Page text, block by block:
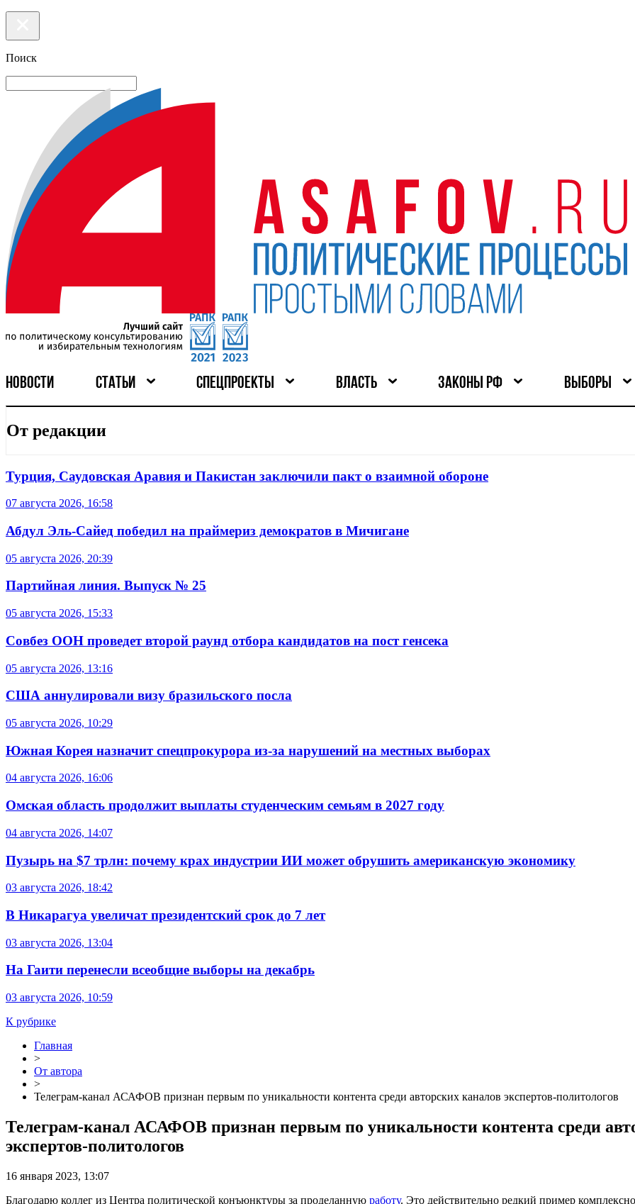
Поиск
НОВОСТИ СТАТЬИ СПЕЦПРОЕКТЫ ВЛАСТЬ ЗАКОНЫ РФ ВЫБОРЫ
От редакции
Турция, Саудовская Аравия и Пакистан заключили пакт о взаимной обороне
07 августа 2026, 16:58
Абдул Эль-Сайед победил на праймериз демократов в Мичигане
05 августа 2026, 20:39
Партийная линия. Выпуск № 25
05 августа 2026, 15:33
Совбез ООН проведет второй раунд отбора кандидатов на пост генсека
05 августа 2026, 13:16
США аннулировали визу бразильского посла
05 августа 2026, 10:29
Южная Корея назначит спецпрокурора из-за нарушений на местных выборах
04 августа 2026, 16:06
Омская область продолжит выплаты студенческим семьям в 2027 году
04 августа 2026, 14:07
Пузырь на $7 трлн: почему крах индустрии ИИ может обрушить американскую экономику
03 августа 2026, 18:42
В Никарагуа увеличат президентский срок до 7 лет
03 августа 2026, 13:04
На Гаити перенесли всеобщие выборы на декабрь
03 августа 2026, 10:59
К рубрике
Главная
>
От автора
>
Телеграм-канал АСАФОВ признан первым по уникальности контента среди авторских каналов экспертов-политологов
Телеграм-канал АСАФОВ признан первым по уникальности контента среди
экспертов-политологов
16 января 2023, 13:07
Благодарю коллег из Центра политической конъюнктуры за проделанную работу. Это действительно редкий пример